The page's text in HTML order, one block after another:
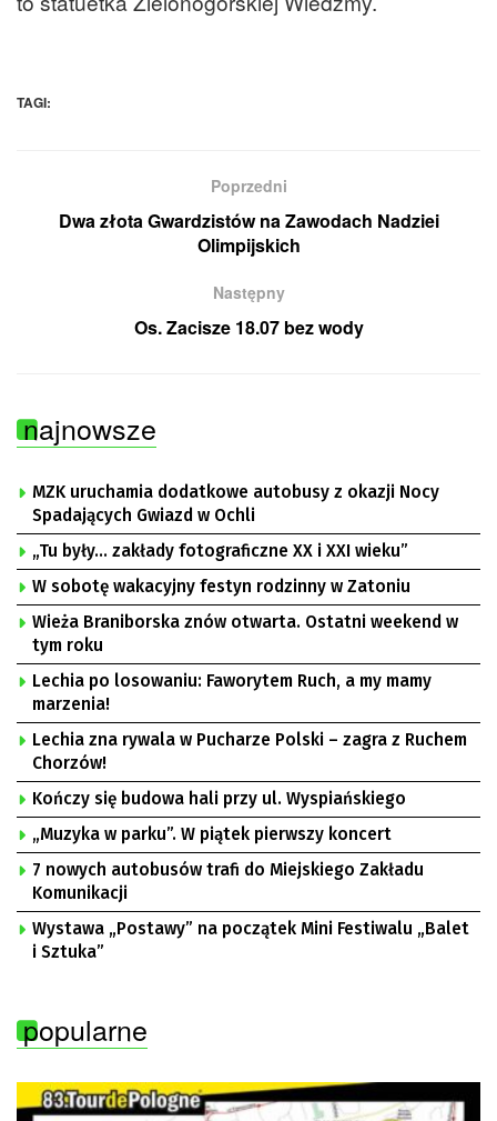
TAGI:
Poprzedni
Dwa złota Gwardzistów na Zawodach Nadziei
Olimpijskich
Następny
Os. Zacisze 18.07 bez wody
najnowsze
MZK uruchamia dodatkowe autobusy z okazji Nocy
Spadających Gwiazd w Ochli
„Tu były… zakłady fotograficzne XX i XXI wieku”
W sobotę wakacyjny festyn rodzinny w Zatoniu
Wieża Braniborska znów otwarta. Ostatni weekend w
tym roku
Lechia po losowaniu: Faworytem Ruch, a my mamy
marzenia!
Lechia zna rywala w Pucharze Polski – zagra z Ruchem
Chorzów!
Kończy się budowa hali przy ul. Wyspiańskiego
„Muzyka w parku”. W piątek pierwszy koncert
7 nowych autobusów trafi do Miejskiego Zakładu
Komunikacji
Wystawa „Postawy” na początek Mini Festiwalu „Balet
i Sztuka”
popularne